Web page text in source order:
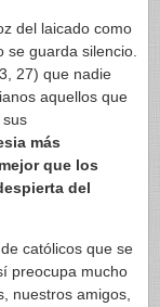
del laicado como
se guarda silencio.
27) que nadie
aquellos que
sus
más
que los
del
católicos que se
preocupa mucho
nuestros amigos,